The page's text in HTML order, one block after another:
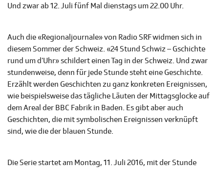
Und zwar ab 12. Juli fünf Mal dienstags um 22.00 Uhr.
Auch die «Regionaljournale» von Radio SRF widmen sich in
diesem Sommer der Schweiz. «24 Stund Schwiz – Gschichte
rund um d’Uhr» schildert einen Tag in der Schweiz. Und zwar
stundenweise, denn für jede Stunde steht eine Geschichte.
Erzählt werden Geschichten zu ganz konkreten Ereignissen,
wie beispielsweise das tägliche Läuten der Mittagsglocke auf
dem Areal der BBC Fabrik in Baden. Es gibt aber auch
Geschichten, die mit symbolischen Ereignissen verknüpft
sind, wie die der blauen Stunde.
Die Serie startet am Montag, 11. Juli 2016, mit der Stunde